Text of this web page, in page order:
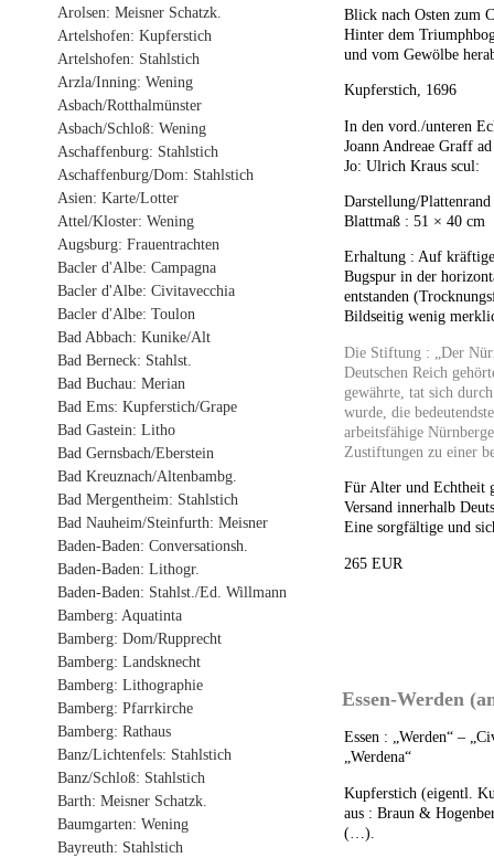
Arolsen: Meisner Schatzk.
Artelshofen: Kupferstich
Artelshofen: Stahlstich
Arzla/Inning: Wening
Asbach/Rotthalmünster
Asbach/Schloß: Wening
Aschaffenburg: Stahlstich
Aschaffenburg/Dom: Stahlstich
Asien: Karte/Lotter
Attel/Kloster: Wening
Augsburg: Frauentrachten
Bacler d'Albe: Campagna
Bacler d'Albe: Civitavecchia
Bacler d'Albe: Toulon
Bad Abbach: Kunike/Alt
Bad Berneck: Stahlst.
Bad Buchau: Merian
Bad Ems: Kupferstich/Grape
Bad Gastein: Litho
Bad Gernsbach/Eberstein
Bad Kreuznach/Altenbambg.
Bad Mergentheim: Stahlstich
Bad Nauheim/Steinfurth: Meisner
Baden-Baden: Conversationsh.
Baden-Baden: Lithogr.
Baden-Baden: Stahlst./Ed. Willmann
Bamberg: Aquatinta
Bamberg: Dom/Rupprecht
Bamberg: Landsknecht
Bamberg: Lithographie
Bamberg: Pfarrkirche
Bamberg: Rathaus
Banz/Lichtenfels: Stahlstich
Banz/Schloß: Stahlstich
Barth: Meisner Schatzk.
Baumgarten: Wening
Bayreuth: Stahlstich
Blick nach Osten zum
Hinter dem
und vom Gewölbe
Kupferstich, 1696
In den vord./unteren
Joann Andreae Graff
Jo: Ulrich Kraus scul:
Darstellung/
Blattmaß : 51 × 40 cm
Erhaltung : Auf
Bugspur in der
entstanden
Bildseitig wenig
Die Stiftung : „Der
Deutschen Reich
gewährte, tat sich
wurde, die
arbeitsfähige
Zustiftungen zu einer
Für Alter und Echtheit
Versand innerhalb
Eine sorgfältige und
265 EUR
Essen-Werden
Essen : „Werden“ –
„Werdena“
Kupferstich (eigentl.
aus : Braun &
(…).